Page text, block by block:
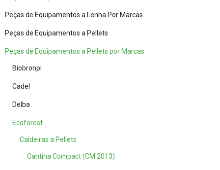
Peças de Equipamentos a Lenha Por Marcas
Peças de Equipamentos a Pellets
Peças de Equipamentos a Pellets por Marcas
Biobronpi
Cadel
Delba
Ecoforest
Caldeiras a Pellets
Cantina Compact (CM 2013)